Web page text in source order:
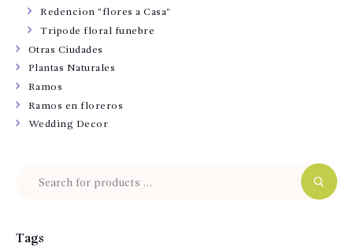
Redencion "flores a Casa"
Tripode floral funebre
Otras Ciudades
Plantas Naturales
Ramos
Ramos en floreros
Wedding Decor
Tags